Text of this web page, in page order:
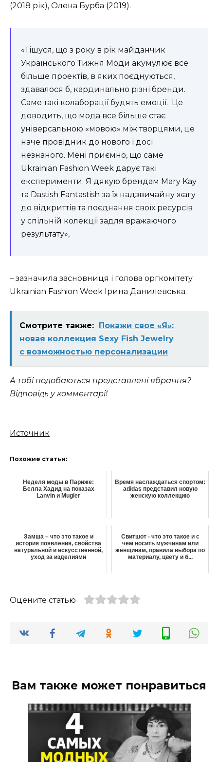
(2018 рік), Олена Бурба (2019).
«Тішуся, що з року в рік майданчик
Українського Тижня Моди акумулює все
більше проектів, в яких поєднуються,
здавалося б, кардинально різні бренди.
Саме такі колаборації будять емоції. Це
доводить, що мода все більше стає
універсальною «мовою» між творцями, це
наче провідник до нового і досі
незнаного. Мені приємно, що саме
Ukrainian Fashion Week дарує такі
експерименти. Я дякую брендам Mary Kay
та Dastish Fantastish за їх надзвичайну жагу
до відкриттів та поєднання своїх ресурсів
у спільній колекції задля вражаючого
результату»,
– зазначила засновниця і голова оргкомітету
Ukrainian Fashion Week Ірина Данилевська.
Смотрите также: Покажи свое «Я»:
новая коллекция Sexy Fish Jewelry
с возможностью персонализации
А тобі подобаються представлені вбрання?
Відповідь у комментарі!
Источник
Похожие статьи:
Неделя моды в Париже:
Белла Хадид на показах
Lanvin и Mugler
Время наслаждаться спортом:
adidas представил новую
женскую коллекцию
Замша – что это такое и
история появления, свойства
натуральной и искусственной,
уход за изделиями
Свитшот - что это такое и с
чем носить мужчинам или
женщинам, правила выбора по
материалу, цвету и б...
Оцените статью
Вам также может понравиться